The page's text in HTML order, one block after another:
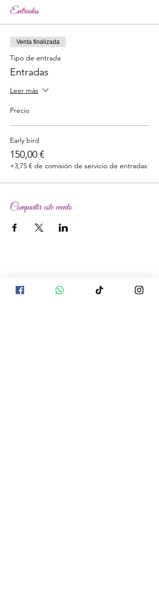
Entradas
Venta finalizada
Tipo de entrada
Entradas
Leer más
Precio
Early bird
150,00 €
+3,75 € de comisión de servicio de entradas
Compartir este evento
diagnosticar, tratar, curar o prevenir ninguna
enfermedad. La información es el resultado